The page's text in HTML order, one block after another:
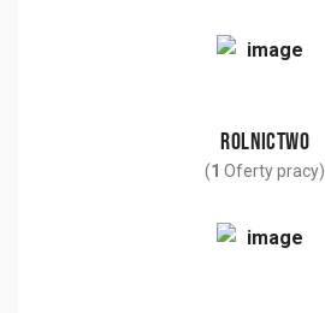
ROLNICTWO
(1Oferty pracy)